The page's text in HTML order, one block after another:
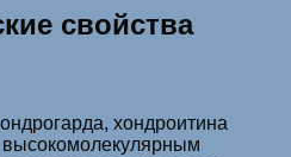
свойства
хондроитина
высокомолекулярным